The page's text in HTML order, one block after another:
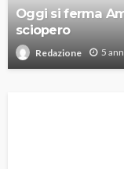
Oggi si ferma
sciopero
Redazione 5